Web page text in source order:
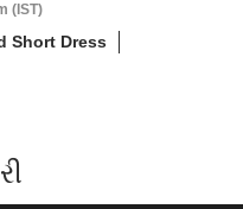
(IST)
Short Dress